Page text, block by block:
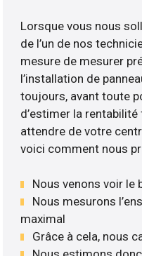
Lorsque vous nous
de l’un de nos
mesure de mesurer
l’installation de
toujours, avant toute
d’estimer la
attendre de votre
voici comment nous
Nous venons voir le
Nous mesurons
maximal
Grâce à cela, nous